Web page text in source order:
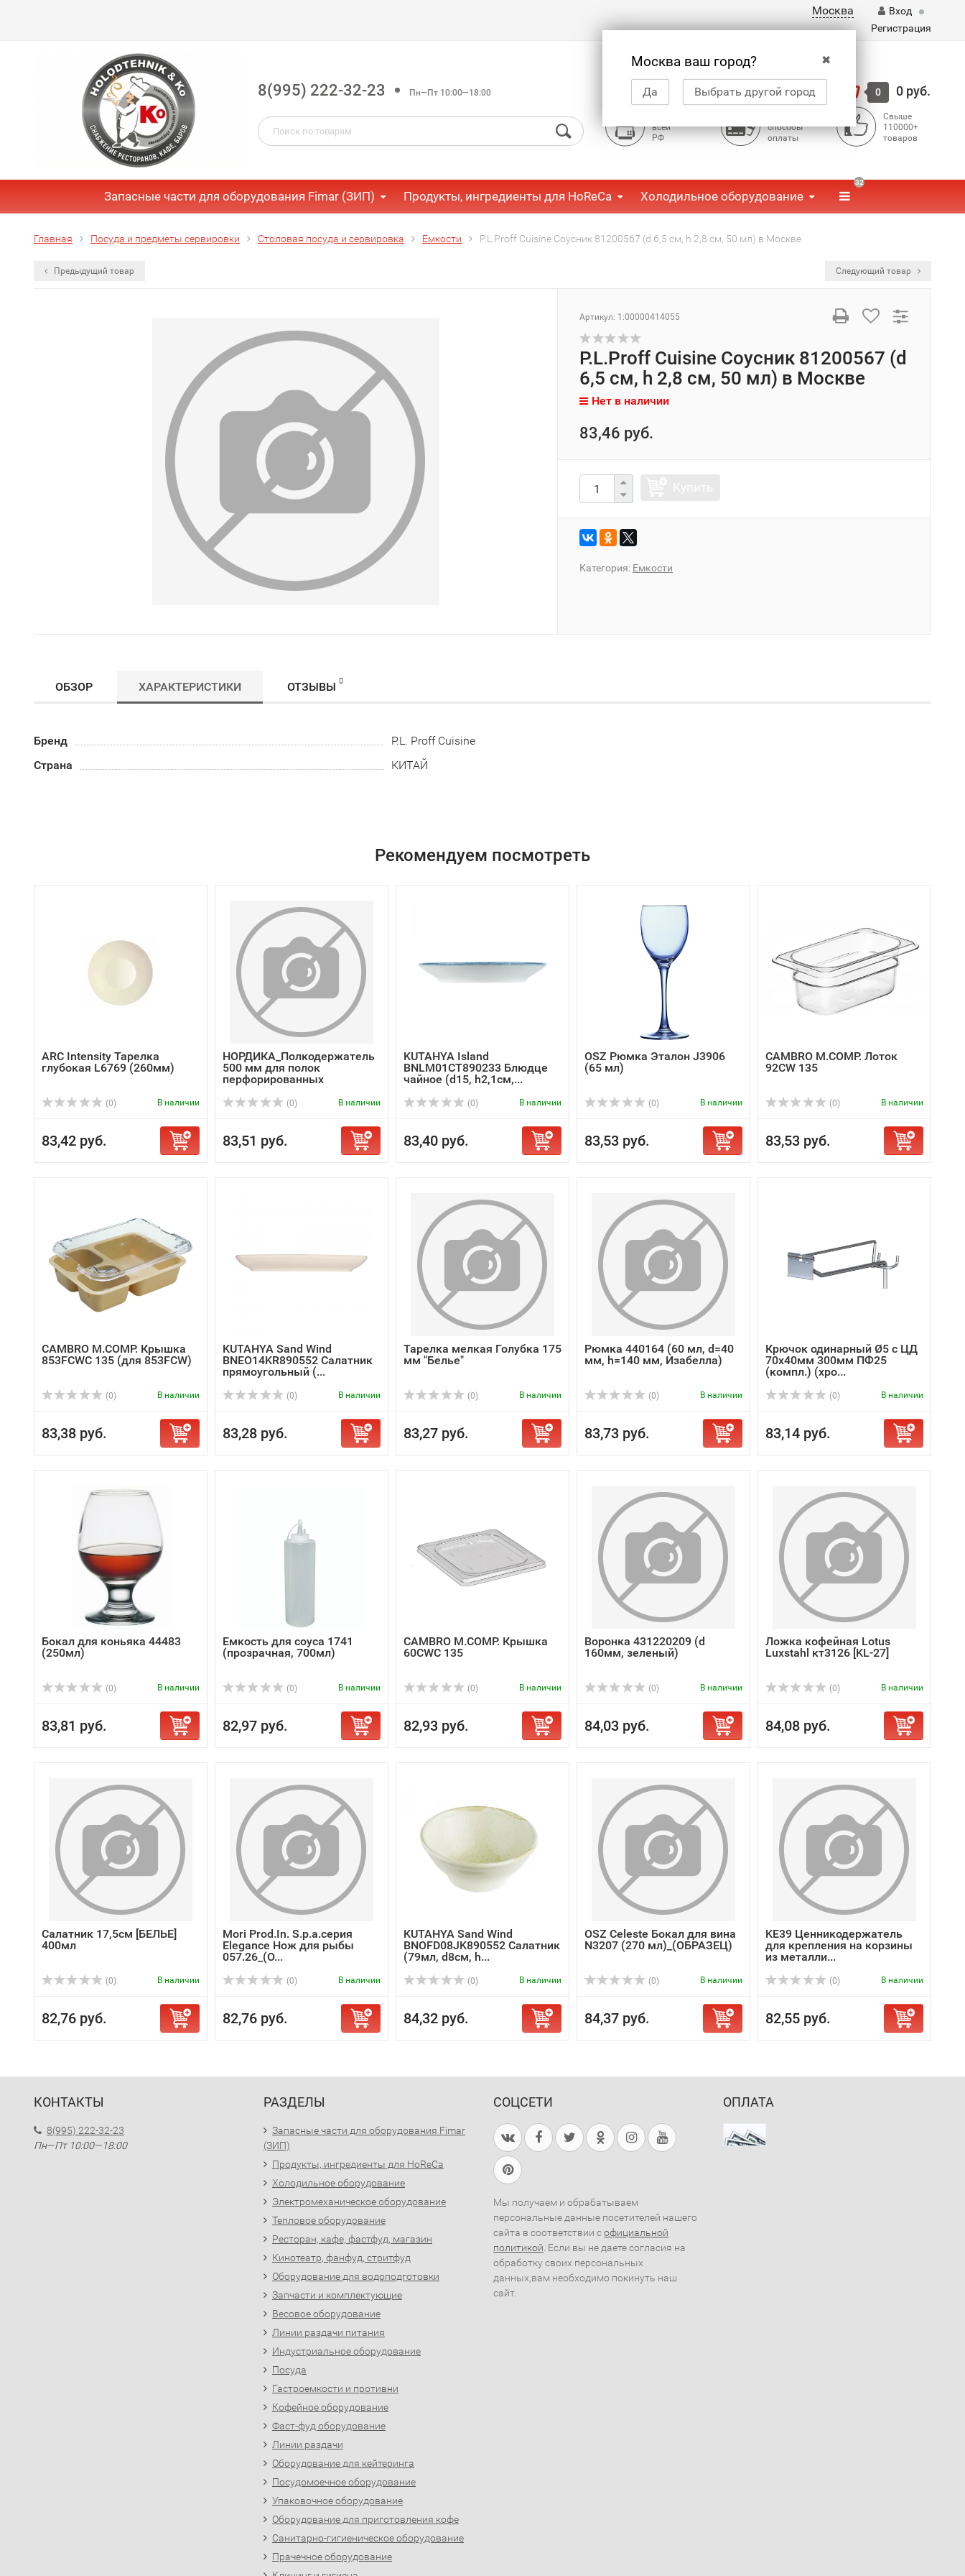
Москва
✖
Москва ваш город?
Да Выбрать другой город
Вход
Регистрация
8(995) 222-32-23 Пн—Пт 10:00—18:00 Корзина 0 0 руб.
всей
РФ
способы
оплаты
Свыше
110000+
товаров
Запасные части для оборудования Fimar (ЗИП) Продукты, ингредиенты для HoReCa Холодильное оборудование
32
Главная Посуда и предметы сервировки Столовая посуда и сервировка Емкости P.L.Proff Cuisine Соусник 81200567 (d 6,5 см, h 2,8 см, 50 мл) в Москве
Предыдущий товар Следующий товар
Артикул: 1:00000414055
P.L.Proff Cuisine Соусник 81200567 (d
6,5 см, h 2,8 см, 50 мл) в Москве
Нет в наличии
83,46 руб.
Категория: Емкости
ОБЗОР ХАРАКТЕРИСТИКИ ОТЗЫВЫ 0
Бренд
P.L. Proff Cuisine
Страна
КИТАЙ
Рекомендуем посмотреть
ARC Intensity Тарелка
глубокая L6769 (260мм)
(0) В наличии
83,42 руб.
НОРДИКА_Полкодержатель
500 мм для полок
перфорированных
(0) В наличии
83,51 руб.
KUTAHYA Island
BNLM01CT890233 Блюдце
чайное (d15, h2,1см,...
(0) В наличии
83,40 руб.
OSZ Рюмка Эталон J3906
(65 мл)
(0) В наличии
83,53 руб.
CAMBRO M.COMP. Лоток
92CW 135
(0) В наличии
83,53 руб.
CAMBRO M.COMP. Крышка
853FCWC 135 (для 853FCW)
(0) В наличии
83,38 руб.
KUTAHYA Sand Wind
BNEO14KR890552 Салатник
прямоугольный (...
(0) В наличии
83,28 руб.
Тарелка мелкая Голубка 175
мм "Белье"
(0) В наличии
83,27 руб.
Рюмка 440164 (60 мл, d=40
мм, h=140 мм, Изабелла)
(0) В наличии
83,73 руб.
Крючок одинарный Ø5 с ЦД
70х40мм 300мм ПФ25
(компл.) (хро...
(0) В наличии
83,14 руб.
Бокал для коньяка 44483
(250мл)
(0) В наличии
83,81 руб.
Емкость для соуса 1741
(прозрачная, 700мл)
(0) В наличии
82,97 руб.
CAMBRO M.COMP. Крышка
60CWC 135
(0) В наличии
82,93 руб.
Воронка 431220209 (d
160мм, зеленый)
(0) В наличии
84,03 руб.
Ложка кофейная Lotus
Luxstahl кт3126 [KL-27]
(0) В наличии
84,08 руб.
Салатник 17,5см [БЕЛЬЕ]
400мл
(0) В наличии
82,76 руб.
Mori Prod.In. S.p.a.серия
Elegance Нож для рыбы
057.26_(О...
(0) В наличии
82,76 руб.
KUTAHYA Sand Wind
BNOFD08JK890552 Салатник
(79мл, d8см, h...
(0) В наличии
84,32 руб.
OSZ Celeste Бокал для вина
N3207 (270 мл)_(ОБРАЗЕЦ)
(0) В наличии
84,37 руб.
KE39 Ценникодержатель
для крепления на корзины
из металли...
(0) В наличии
82,55 руб.
КОНТАКТЫ
8(995) 222-32-23
Пн—Пт 10:00—18:00
РАЗДЕЛЫ
Запасные части для оборудования Fimar
(ЗИП)
Продукты, ингредиенты для HoReCa
Холодильное оборудование
Электромеханическое оборудование
Тепловое оборудование
Ресторан, кафе, фастфуд, магазин
Кинотеатр, фанфуд, стритфуд
Оборудование для водоподготовки
Запчасти и комплектующие
Весовое оборудование
Линии раздачи питания
Индустриальное оборудование
Посуда
Гастроемкости и противни
Кофейное оборудование
Фаст-фуд оборудование
Линии раздачи
Оборудование для кейтеринга
Посудомоечное оборудование
Упаковочное оборудование
Оборудование для приготовления кофе
Санитарно-гигиеническое оборудование
Прачечное оборудование
СОЦСЕТИ
Мы получаем и обрабатываем
персональные данные посетителей нашего
сайта в соответствии софициальной
политикой . Если вы не даете согласия на
обработку своих персональных
данных,вам необходимо покинуть наш
сайт.
ОПЛАТА